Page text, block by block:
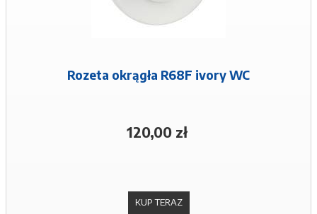
Rozeta okrągła R68F ivory WC
120,00 zł
KUP TERAZ